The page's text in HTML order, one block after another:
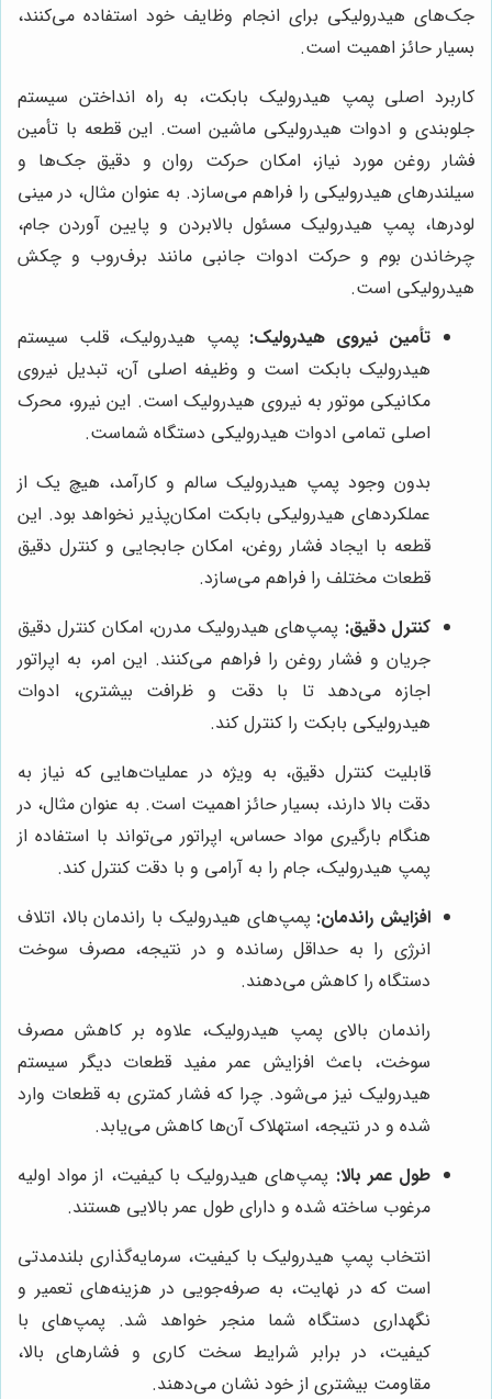
جک‌های هیدرولیکی برای انجام وظایف خود استفاده می‌کنند،
بسیار حائز اهمیت است.
کاربرد اصلی پمپ هیدرولیک بابکت، به راه انداختن سیستم
جلوبندی و ادوات هیدرولیکی ماشین است. این قطعه با تأمین
فشار روغن مورد نیاز، امکان حرکت روان و دقیق جک‌ها و
سیلندرهای هیدرولیکی را فراهم می‌سازد. به عنوان مثال، در مینی
لودرها، پمپ هیدرولیک مسئول بالابردن و پایین آوردن جام،
چرخاندن بوم و حرکت ادوات جانبی مانند برف‌روب و چکش
هیدرولیکی است.
تأمین نیروی هیدرولیک: پمپ هیدرولیک، قلب سیستم
هیدرولیک بابکت است و وظیفه اصلی آن، تبدیل نیروی
مکانیکی موتور به نیروی هیدرولیک است. این نیرو، محرک
اصلی تمامی ادوات هیدرولیکی دستگاه شماست.
بدون وجود پمپ هیدرولیک سالم و کارآمد، هیچ یک از
عملکردهای هیدرولیکی بابکت امکان‌پذیر نخواهد بود. این
قطعه با ایجاد فشار روغن، امکان جابجایی و کنترل دقیق
قطعات مختلف را فراهم می‌سازد.
کنترل دقیق: پمپ‌های هیدرولیک مدرن، امکان کنترل دقیق
جریان و فشار روغن را فراهم می‌کنند. این امر، به اپراتور
اجازه می‌دهد تا با دقت و ظرافت بیشتری، ادوات
هیدرولیکی بابکت را کنترل کند.
قابلیت کنترل دقیق، به ویژه در عملیات‌هایی که نیاز به
دقت بالا دارند، بسیار حائز اهمیت است. به عنوان مثال، در
هنگام بارگیری مواد حساس، اپراتور می‌تواند با استفاده از
پمپ هیدرولیک، جام را به آرامی و با دقت کنترل کند.
افزایش راندمان: پمپ‌های هیدرولیک با راندمان بالا، اتلاف
انرژی را به حداقل رسانده و در نتیجه، مصرف سوخت
دستگاه را کاهش می‌دهند.
راندمان بالای پمپ هیدرولیک، علاوه بر کاهش مصرف
سوخت، باعث افزایش عمر مفید قطعات دیگر سیستم
هیدرولیک نیز می‌شود. چرا که فشار کمتری به قطعات وارد
شده و در نتیجه، استهلاک آن‌ها کاهش می‌یابد.
طول عمر بالا: پمپ‌های هیدرولیک با کیفیت، از مواد اولیه
مرغوب ساخته شده و دارای طول عمر بالایی هستند.
انتخاب پمپ هیدرولیک با کیفیت، سرمایه‌گذاری بلندمدتی
است که در نهایت، به صرفه‌جویی در هزینه‌های تعمیر و
نگهداری دستگاه شما منجر خواهد شد. پمپ‌های با
کیفیت، در برابر شرایط سخت کاری و فشارهای بالا،
مقاومت بیشتری از خود نشان می‌دهند.